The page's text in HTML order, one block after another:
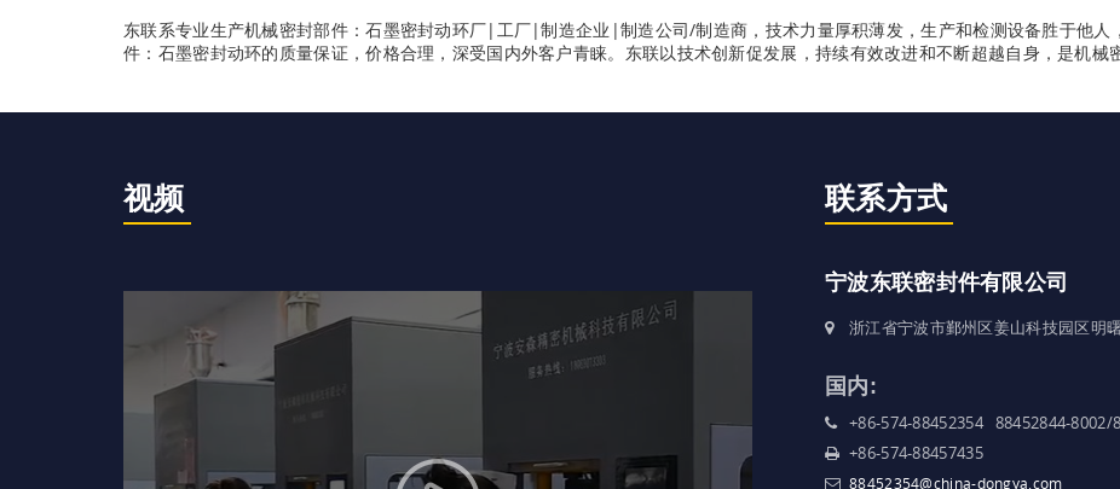
东联系专业生产机械密封部件：石墨密封动环厂|工厂|制造企业|制造公司/制造商，技术力量厚积薄发，生产和检测设备胜于他人
件：石墨密封动环的质量保证，价格合理，深受国内外客户青睐。东联以技术创新促发展，持续有效改进和不断超越自身，是机械
视频 联系方式
宁波东联密封件有限公司
浙江省宁波市鄞州区姜山科技园区明
国内:
+86-574-88452354 88452844-8002/
+86-574-88457435
88452354@china-dongya.com